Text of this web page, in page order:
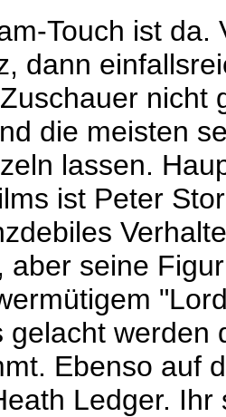
Touch ist
dann
nicht
die meisten
lassen.
ist Peter
aber seine
gelacht werden
Ebenso auf
Ledger.